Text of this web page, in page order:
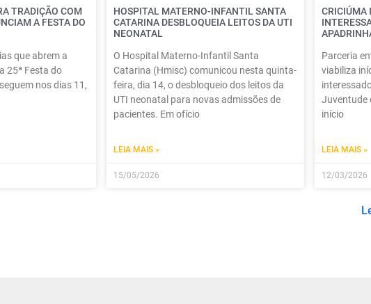
TRADIÇÃO COM
A FESTA DO
que abrem a
25ª Festa do
nos dias 11,
HOSPITAL MATERNO-INFANTIL SANTA
CATARINA DESBLOQUEIA LEITOS DA UTI
NEONATAL
O Hospital Materno-Infantil Santa
Catarina (Hmisc) comunicou nesta quinta-
feira, dia 14, o desbloqueio dos leitos da
UTI neonatal para novas admissões de
pacientes. Em ofício
LEIA MAIS »
15/05/2026
CRICIÚMA
Parceria
viabiliza
Juventude
início
LEIA MAIS »
12/03/2026